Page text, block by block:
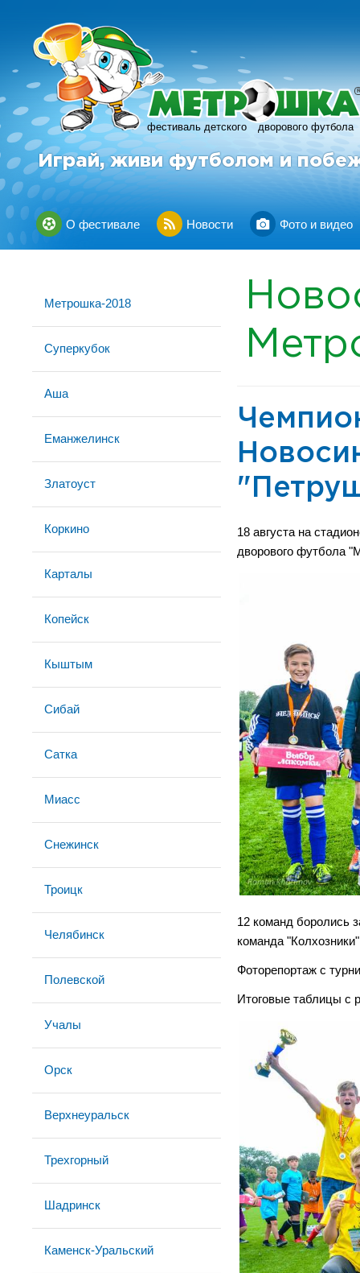
фестиваль детского дворового футбола
R
Играй, живи футболом и
О фестивале Новости Фото и видео
Метрошка-2018
Суперкубок
Аша
Еманжелинск
Златоуст
Коркино
Карталы
Копейск
Кыштым
Сибай
Сатка
Миасс
Снежинск
Троицк
Челябинск
Полевской
Учалы
Орск
Верхнеуральск
Трехгорный
Шадринск
Каменск-Уральский
18 августа на
дворового футбола
12 команд боролись
команда
Фоторепортаж с
Итоговые таблицы с